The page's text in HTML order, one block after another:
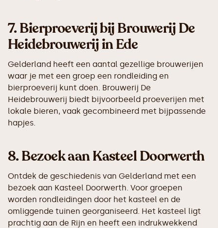
7.Bierproeverij bij Brouwerij De
Heidebrouwerij in Ede
Gelderland heeft een aantal gezellige brouwerijen
waar je met een groep een rondleiding en
bierproeverij kunt doen. Brouwerij De
Heidebrouwerij biedt bijvoorbeeld proeverijen met
lokale bieren, vaak gecombineerd met bijpassende
hapjes.
8.Bezoek aan Kasteel Doorwerth
Ontdek de geschiedenis van Gelderland met een
bezoek aan Kasteel Doorwerth. Voor groepen
worden rondleidingen door het kasteel en de
omliggende tuinen georganiseerd. Het kasteel ligt
prachtig aan de Rijn en heeft een indrukwekkend